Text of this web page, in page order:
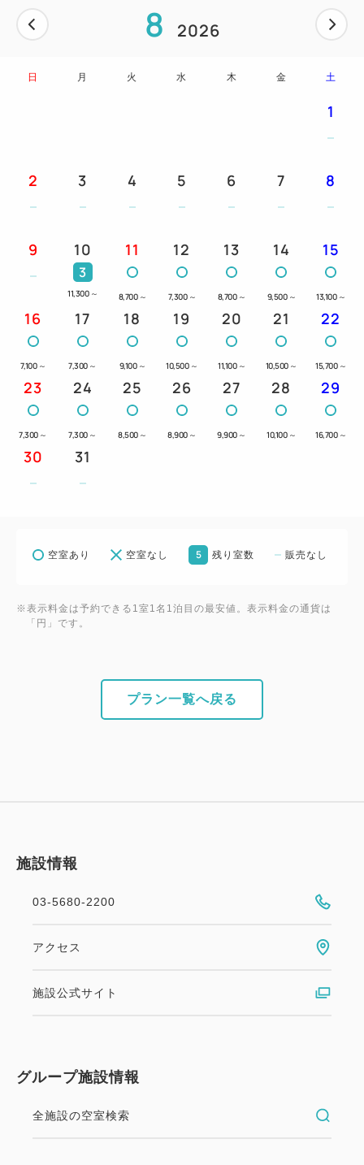
15:00／10:00
◆客室◆
シモンズ社製ポケットコイルマットレス（和室以外）
衣類用消臭スプレー
洗浄機能付トイレ ほか
◆館内施設◆
朝食会場
各種貸出品
コインランドリー
各種自動販売機
電子レンジ
製氷機 ほか
◆アクセス◆
※都心より乗車の場合、最後部で西口寄り、前方車両
京メトロ千代田線（9分）⇒【綾瀬駅】
・東京メトロ日比谷線【秋葉原駅】（12分）⇒【北
⇒【綾瀬駅】
分）⇒【浜松町駅】JR山手線（18分）⇒【西日暮里
瀬駅】
⇒【日暮里駅】JR山手線（1分）⇒【西日暮里駅】東
8 2026
日 月 火 水 木 金 土
1
2 3 4 5 6 7 8
9 10
3
11,300 ～
11
8,700 ～
12
7,300 ～
13
8,700 ～
14
9,500 ～
15
13,100 ～
16
7,100 ～
17
7,300 ～
18
9,100 ～
19
10,500 ～
20
11,100 ～
21
10,500 ～
22
15,700 ～
23
7,300 ～
24
7,300 ～
25
8,500 ～
26
8,900 ～
27
9,900 ～
28
10,100 ～
29
16,700 ～
30 31
空室あり 空室なし 5 残り室数 販売なし
※表示料金は予約できる1室1名1泊目の最安値。表示料金の通貨は
「円」です。
プラン一覧へ戻る
施設情報
03-5680-2200
アクセス
施設公式サイト
グループ施設情報
全施設の空室検索